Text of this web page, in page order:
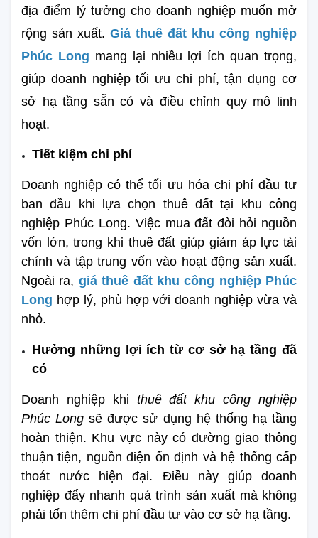
địa điểm lý tưởng cho doanh nghiệp muốn mở
rộng sản xuất. Giá thuê đất khu công nghiệp
Phúc Long mang lại nhiều lợi ích quan trọng,
giúp doanh nghiệp tối ưu chi phí, tận dụng cơ
sở hạ tầng sẵn có và điều chỉnh quy mô linh
hoạt.
Tiết kiệm chi phí
Doanh nghiệp có thể tối ưu hóa chi phí đầu tư
ban đầu khi lựa chọn thuê đất tại khu công
nghiệp Phúc Long. Việc mua đất đòi hỏi nguồn
vốn lớn, trong khi thuê đất giúp giảm áp lực tài
chính và tập trung vốn vào hoạt động sản xuất.
Ngoài ra, giá thuê đất khu công nghiệp Phúc
Long hợp lý, phù hợp với doanh nghiệp vừa và
nhỏ.
Hưởng những lợi ích từ cơ sở hạ tầng đã
có
Doanh nghiệp khi thuê đất khu công nghiệp
Phúc Long sẽ được sử dụng hệ thống hạ tầng
hoàn thiện. Khu vực này có đường giao thông
thuận tiện, nguồn điện ổn định và hệ thống cấp
thoát nước hiện đại. Điều này giúp doanh
nghiệp đẩy nhanh quá trình sản xuất mà không
phải tốn thêm chi phí đầu tư vào cơ sở hạ tầng.